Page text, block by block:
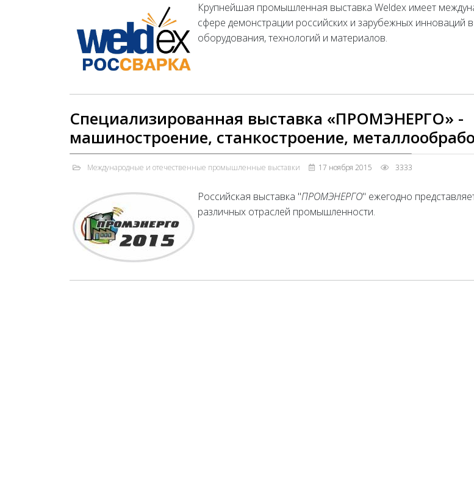
Крупнейшая промышленная выставка Weldex имеет
сфере демонстрации российских и зарубежных инноваций
оборудования, технологий и материалов.
Специализированная выставка «ПРОМЭНЕРГО» -
машиностроение, станкостроение,
Международные и отечественные промышленные выставки 17 ноября 2015 3333
Российская выставка "ПРОМЭНЕРГО" ежегодно
различных отраслей промышленности.